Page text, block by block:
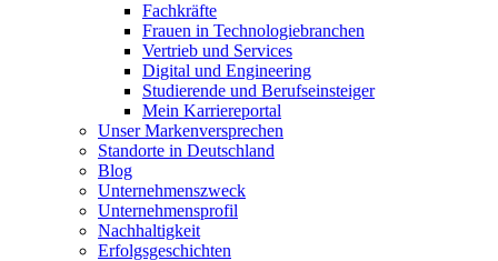
Fachkräfte
Frauen in Technologiebranchen
Vertrieb und Services
Digital und Engineering
Studierende und Berufseinsteiger
Mein Karriereportal
Unser Markenversprechen
Standorte in Deutschland
Blog
Unternehmenszweck
Unternehmensprofil
Nachhaltigkeit
Erfolgsgeschichten